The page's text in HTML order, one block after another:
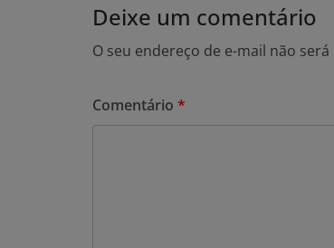
Deixe um comentário
O seu endereço de e-mail não
Comentário *